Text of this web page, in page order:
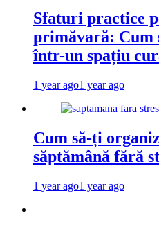
Sfaturi practice
primăvară: Cum
într-un spațiu
1 year ago1 year ago
Cum să-ți
săptămână fără
1 year ago1 year ago